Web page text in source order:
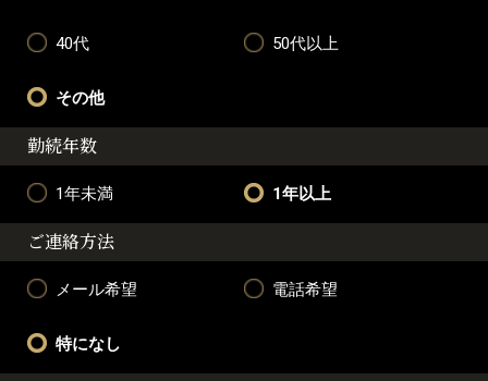
40代 50代以上
その他
勤続年数
1年未満 1年以上
ご連絡方法
メール希望 電話希望
特になし